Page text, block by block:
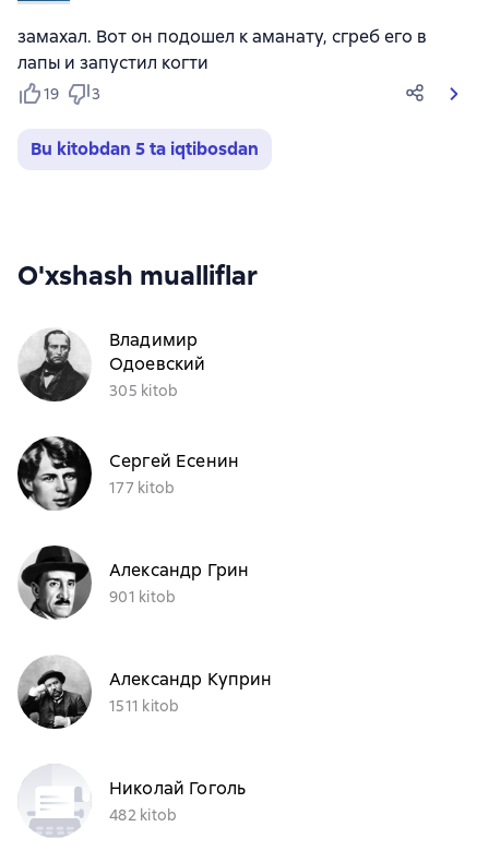
замахал. Вот он подошел к аманату, сгреб его в
лапы и запустил когти
19 3
Bu kitobdan 5 ta iqtibosdan
O'xshash mualliflar
Владимир
Одоевский
305 kitob
Сергей Есенин
177 kitob
Александр Грин
901 kitob
Александр Куприн
1511 kitob
Николай Гоголь
482 kitob